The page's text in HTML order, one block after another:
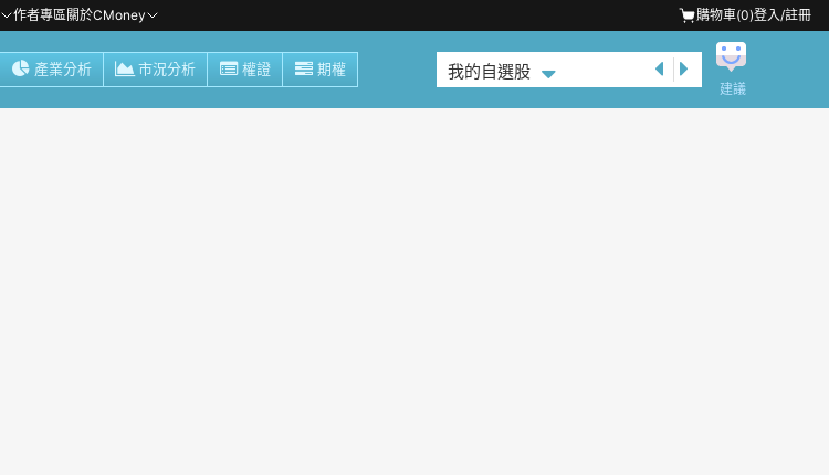
作者專區關於CMoney 購物車(0)登入/註冊
產業分析 市況分析 權證 期權 我的自選股
建議